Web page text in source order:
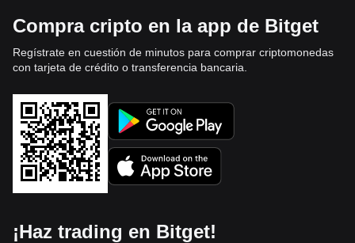
Compra cripto en la app de Bitget
Regístrate en cuestión de minutos para comprar criptomonedas
con tarjeta de crédito o transferencia bancaria.
¡Haz trading en Bitget!